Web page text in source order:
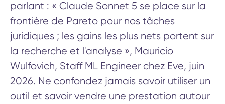
parlant : « Claude Sonnet 5 se place sur la
frontière de Pareto pour nos tâches
juridiques ; les gains les plus nets portent sur
la recherche et l'analyse », Mauricio
Wulfovich, Staff ML Engineer chez Eve, juin
2026. Ne confondez jamais savoir utiliser un
outil et savoir vendre une prestation autour